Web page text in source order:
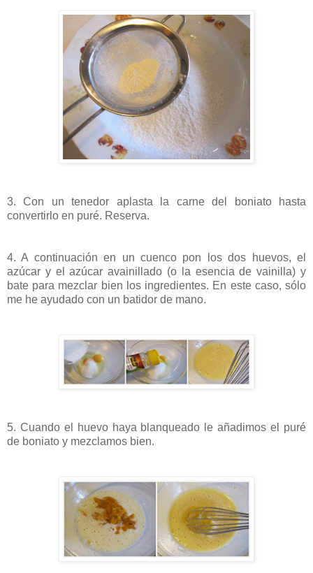
3. Con un tenedor aplasta la carne del boniato hasta
convertirlo en puré. Reserva.
4. A continuación en un cuenco pon los dos huevos, el
azúcar y el azúcar avainillado (o la esencia de vainilla) y
bate para mezclar bien los ingredientes. En este caso, sólo
me he ayudado con un batidor de mano.
5. Cuando el huevo haya blanqueado le añadimos el puré
de boniato y mezclamos bien.